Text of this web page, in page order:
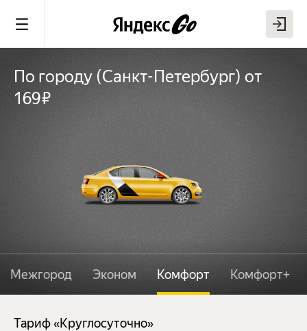
По городу (Санкт-Петербург) от
169 ₽
Межгород Эконом Комфорт Комфорт+
Тариф «Круглосуточно»